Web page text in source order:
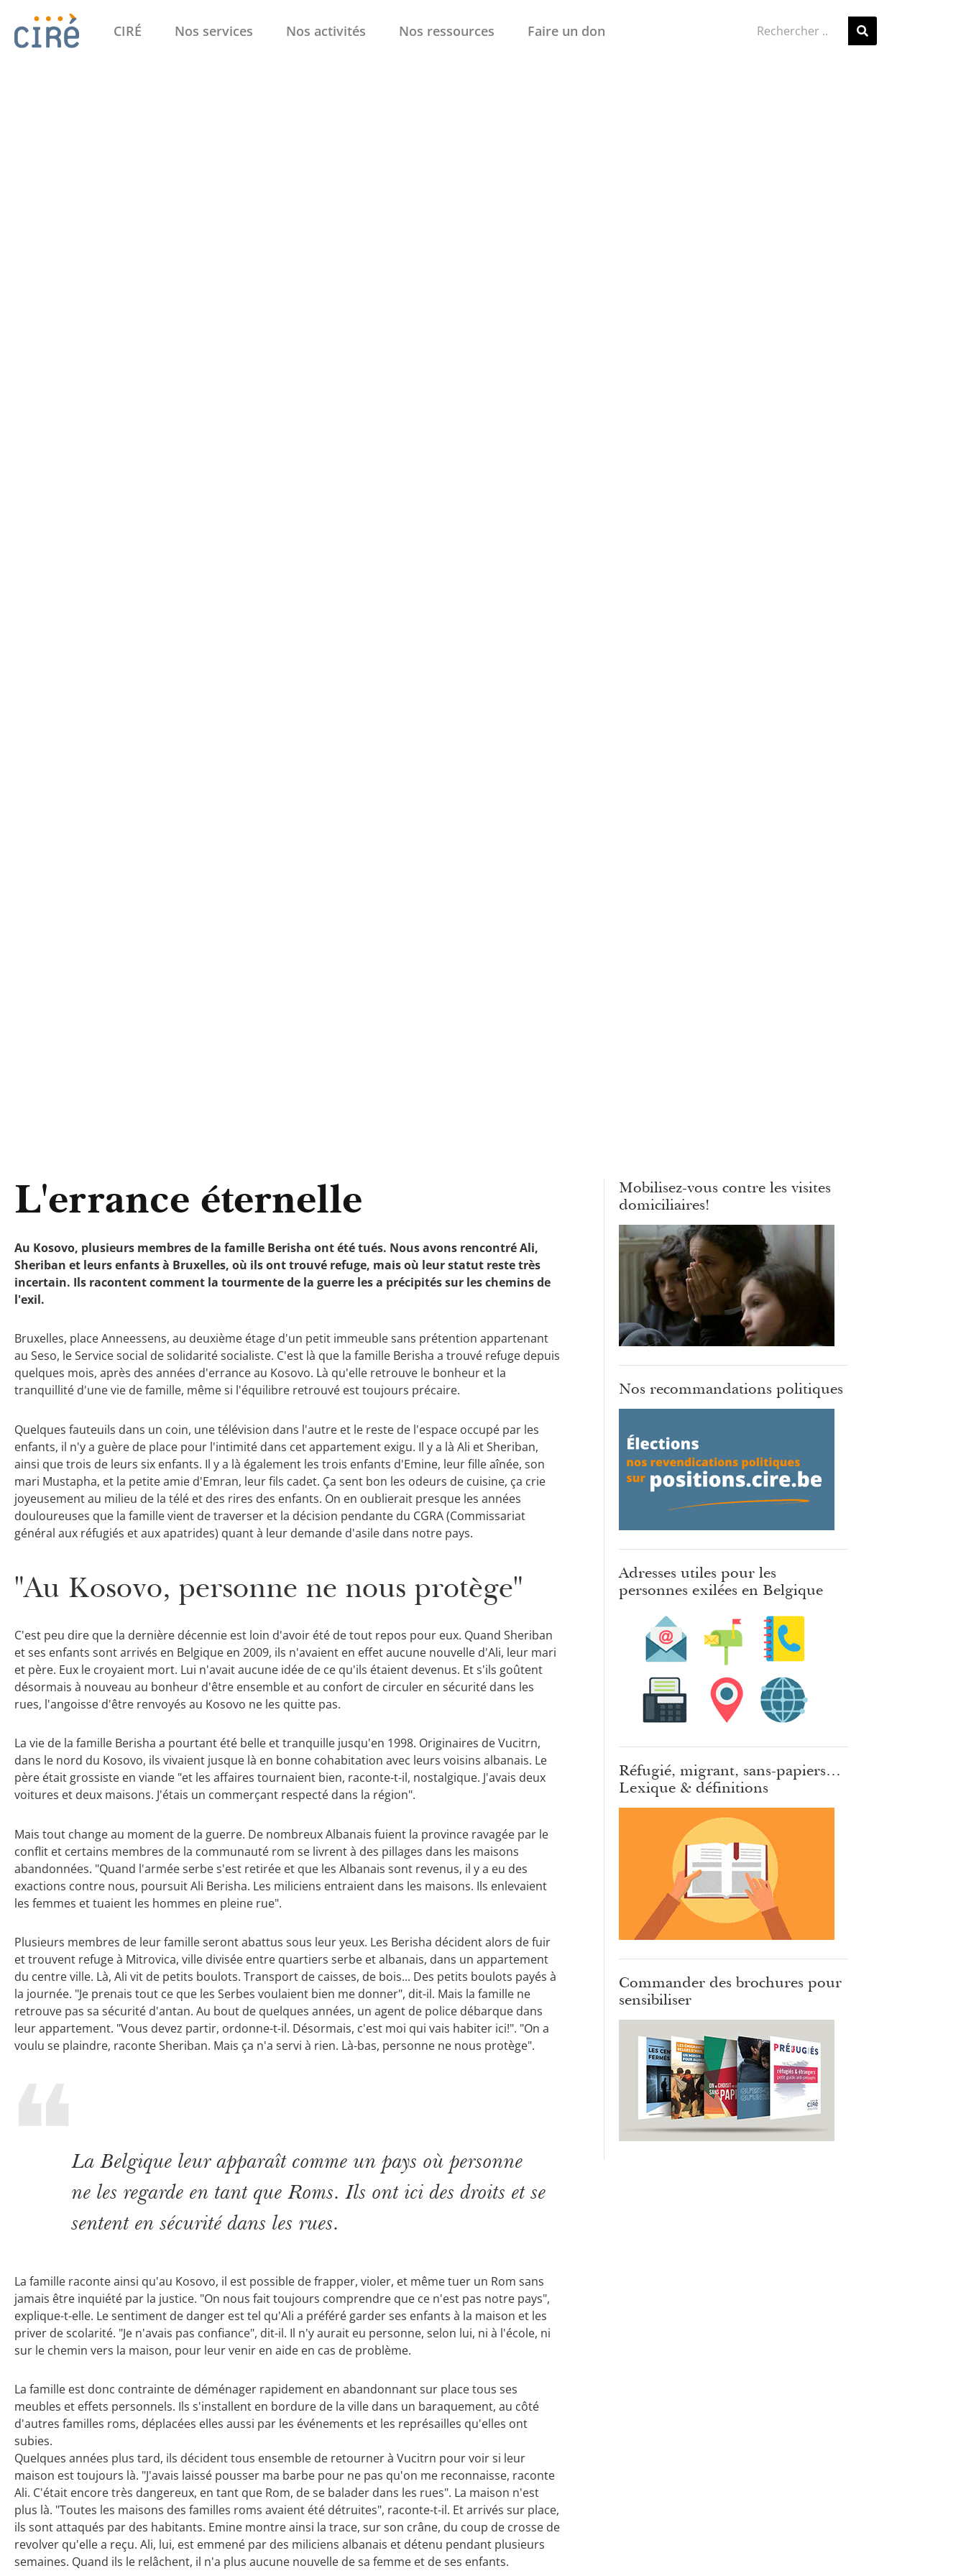
CIRÉ Nos services Nos activités Nos ressources Faire un don
L'errance éternelle
Au Kosovo, plusieurs membres de la famille Berisha ont été tués. Nous avons rencontré Ali,
Sheriban et leurs enfants à Bruxelles, où ils ont trouvé refuge, mais où leur statut reste très
incertain. Ils racontent comment la tourmente de la guerre les a précipités sur les chemins de
l'exil.
Bruxelles, place Anneessens, au deuxième étage d'un petit immeuble sans prétention appartenant
au Seso, le Service social de solidarité socialiste. C'est là que la famille Berisha a trouvé refuge depuis
quelques mois, après des années d'errance au Kosovo. Là qu'elle retrouve le bonheur et la
tranquillité d'une vie de famille, même si l'équilibre retrouvé est toujours précaire.
Quelques fauteuils dans un coin, une télévision dans l'autre et le reste de l'espace occupé par les
enfants, il n'y a guère de place pour l'intimité dans cet appartement exigu. Il y a là Ali et Sheriban,
ainsi que trois de leurs six enfants. Il y a là également les trois enfants d'Emine, leur fille aînée, son
mari Mustapha, et la petite amie d'Emran, leur fils cadet. Ça sent bon les odeurs de cuisine, ça crie
joyeusement au milieu de la télé et des rires des enfants. On en oublierait presque les années
douloureuses que la famille vient de traverser et la décision pendante du CGRA (Commissariat
général aux réfugiés et aux apatrides) quant à leur demande d'asile dans notre pays.
"Au Kosovo, personne ne nous protège"
C'est peu dire que la dernière décennie est loin d'avoir été de tout repos pour eux. Quand Sheriban
et ses enfants sont arrivés en Belgique en 2009, ils n'avaient en effet aucune nouvelle d'Ali, leur mari
et père. Eux le croyaient mort. Lui n'avait aucune idée de ce qu'ils étaient devenus. Et s'ils goûtent
désormais à nouveau au bonheur d'être ensemble et au confort de circuler en sécurité dans les
rues, l'angoisse d'être renvoyés au Kosovo ne les quitte pas.
La vie de la famille Berisha a pourtant été belle et tranquille jusqu'en 1998. Originaires de Vucitrn,
dans le nord du Kosovo, ils vivaient jusque là en bonne cohabitation avec leurs voisins albanais. Le
père était grossiste en viande "et les affaires tournaient bien, raconte-t-il, nostalgique. J'avais deux
voitures et deux maisons. J'étais un commerçant respecté dans la région".
Mais tout change au moment de la guerre. De nombreux Albanais fuient la province ravagée par le
conflit et certains membres de la communauté rom se livrent à des pillages dans les maisons
abandonnées. "Quand l'armée serbe s'est retirée et que les Albanais sont revenus, il y a eu des
exactions contre nous, poursuit Ali Berisha. Les miliciens entraient dans les maisons. Ils enlevaient
les femmes et tuaient les hommes en pleine rue".
Plusieurs membres de leur famille seront abattus sous leur yeux. Les Berisha décident alors de fuir
et trouvent refuge à Mitrovica, ville divisée entre quartiers serbe et albanais, dans un appartement
du centre ville. Là, Ali vit de petits boulots. Transport de caisses, de bois... Des petits boulots payés à
la journée. "Je prenais tout ce que les Serbes voulaient bien me donner", dit-il. Mais la famille ne
retrouve pas sa sécurité d'antan. Au bout de quelques années, un agent de police débarque dans
leur appartement. "Vous devez partir, ordonne-t-il. Désormais, c'est moi qui vais habiter ici!". "On a
voulu se plaindre, raconte Sheriban. Mais ça n'a servi à rien. Là-bas, personne ne nous protège".
La Belgique leur apparaît comme un pays où personne
ne les regarde en tant que Roms. Ils ont ici des droits et se
sentent en sécurité dans les rues.
La famille raconte ainsi qu'au Kosovo, il est possible de frapper, violer, et même tuer un Rom sans
jamais être inquiété par la justice. "On nous fait toujours comprendre que ce n'est pas notre pays",
explique-t-elle. Le sentiment de danger est tel qu'Ali a préféré garder ses enfants à la maison et les
priver de scolarité. "Je n'avais pas confiance", dit-il. Il n'y aurait eu personne, selon lui, ni à l'école, ni
sur le chemin vers la maison, pour leur venir en aide en cas de problème.
La famille est donc contrainte de déménager rapidement en abandonnant sur place tous ses
meubles et effets personnels. Ils s'installent en bordure de la ville dans un baraquement, au côté
d'autres familles roms, déplacées elles aussi par les événements et les représailles qu'elles ont
subies.
Quelques années plus tard, ils décident tous ensemble de retourner à Vucitrn pour voir si leur
maison est toujours là. "J'avais laissé pousser ma barbe pour ne pas qu'on me reconnaisse, raconte
Ali. C'était encore très dangereux, en tant que Rom, de se balader dans les rues". La maison n'est
plus là. "Toutes les maisons des familles roms avaient été détruites", raconte-t-il. Et arrivés sur place,
ils sont attaqués par des habitants. Emine montre ainsi la trace, sur son crâne, du coup de crosse de
revolver qu'elle a reçu. Ali, lui, est emmené par des miliciens albanais et détenu pendant plusieurs
semaines. Quand ils le relâchent, il n'a plus aucune nouvelle de sa femme et de ses enfants.
Mobilisez-vous contre les visites
domiciliaires!
Nos recommandations politiques
Adresses utiles pour les
personnes exilées en Belgique
Réfugié, migrant, sans-papiers…
Lexique & définitions
Commander des brochures pour
sensibiliser